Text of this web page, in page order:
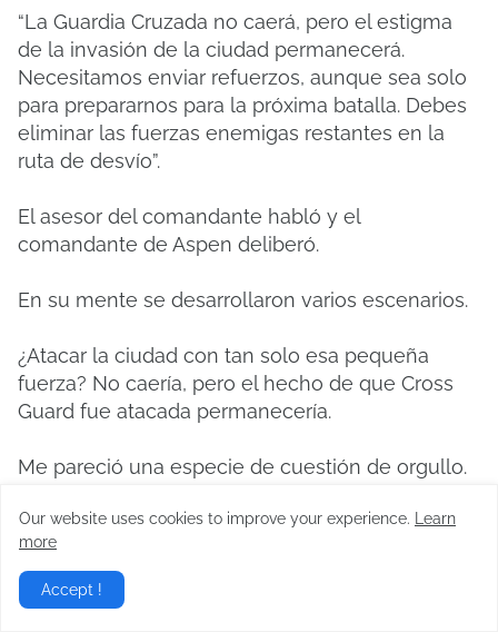
“La Guardia Cruzada no caerá, pero el estigma
de la invasión de la ciudad permanecerá.
Necesitamos enviar refuerzos, aunque sea solo
para prepararnos para la próxima batalla. Debes
eliminar las fuerzas enemigas restantes en la
ruta de desvío”.
El asesor del comandante habló y el
comandante de Aspen deliberó.
En su mente se desarrollaron varios escenarios.
¿Atacar la ciudad con tan solo esa pequeña
fuerza? No caería, pero el hecho de que Cross
Guard fue atacada permanecería.
Me pareció una especie de cuestión de orgullo.
El fracaso de sus planes que involucraban
gigantes y hechicería los había puesto en una
situación difícil.
Our website uses cookies to improve your experience.
Learn
more
Accept !